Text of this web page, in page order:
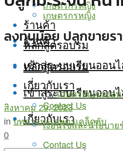
เกษตรกรหญิง
ร้านค้า
หลักสูตรอบรม
เข้าสู่ระบบเรียนออน
เกี่ยวกับเรา
Contact Us
เกษตรกรหญิง
ร้านค้า
หลักสูตรอบรม
เข้าสู่ระบบเรียนออน
เกี่ยวกับเรา
Contact Us
เงื่อนไขและนโยบา
ลงทุนน้อย ปลูกขายร
by เกษตรสัญจรออ
สิงหาคม 29, 2023
in บทความ,เกษตรเคล็ดลับ
0